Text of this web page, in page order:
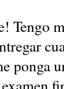
Tengo
ponga